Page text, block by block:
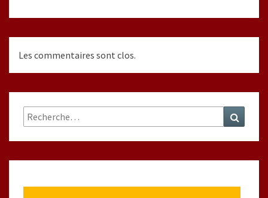
Les commentaires sont clos.
Rechercher :